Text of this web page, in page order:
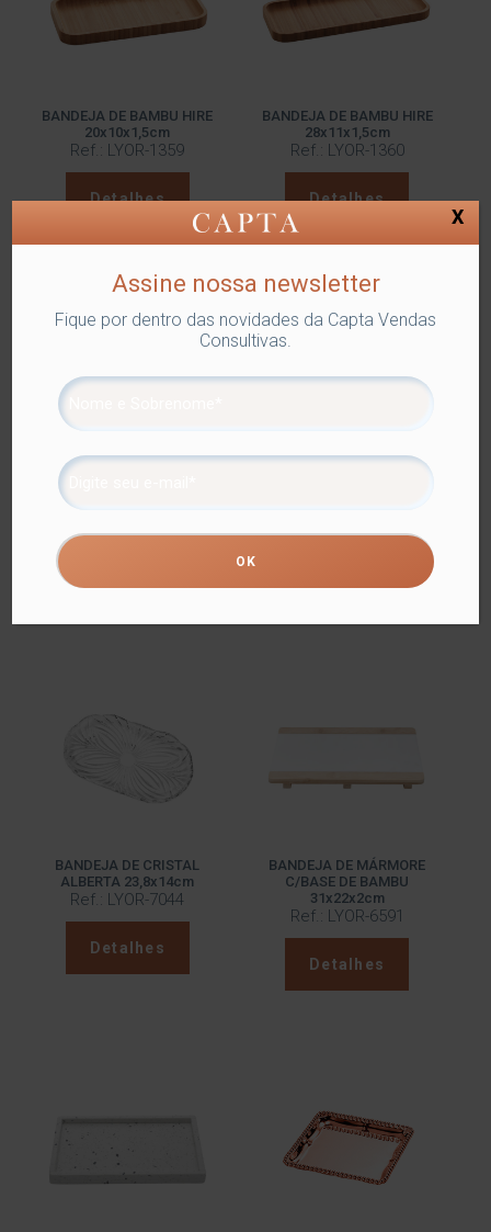
BANDEJA DE BAMBU HIRE
20x10x1,5cm
Ref.: LYOR-1359
Detalhes
BANDEJA DE BAMBU HIRE
28x11x1,5cm
Ref.: LYOR-1360
Detalhes
BANDEJA DE BAMBU
ROUND 20x20x1,5cm
BANDEJA DE CRISTAL
ALBERTA 23,8x14cm
Ref.: LYOR-7044
Detalhes
BANDEJA DE MÁRMORE
C/BASE DE BAMBU
31x22x2cm
Ref.: LYOR-6591
Detalhes
Assine nossa newsletter
Fique por dentro das novidades da Capta Vendas
Consultivas.
X